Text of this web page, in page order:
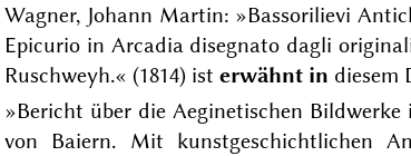
Wagner, Johann Martin: »Bassorilievi
Epicurio in Arcadia disegnato dagli
Ruschweyh.« (1814) ist erwähnt in diesem
»Bericht über die Aeginetischen
von Baiern. Mit kunstgeschichtlichen